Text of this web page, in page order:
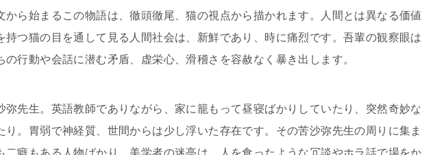
から始まるこの物語は、徹頭徹尾、猫の視点から描かれます。人間とは異なる価値
持つ猫の目を通して見る人間社会は、新鮮であり、時に痛烈です。吾輩の観察眼は
の行動や会話に潜む矛盾、虚栄心、滑稽さを容赦なく暴き出します。
弥先生。英語教師でありながら、家に籠もって昼寝ばかりしていたり、突然奇妙な
り。胃弱で神経質、世間からは少し浮いた存在です。その苦沙弥先生の周りに集ま
二癖もある人物ばかり。美学者の迷亭は、人を食ったような冗談やホラ話で場をか